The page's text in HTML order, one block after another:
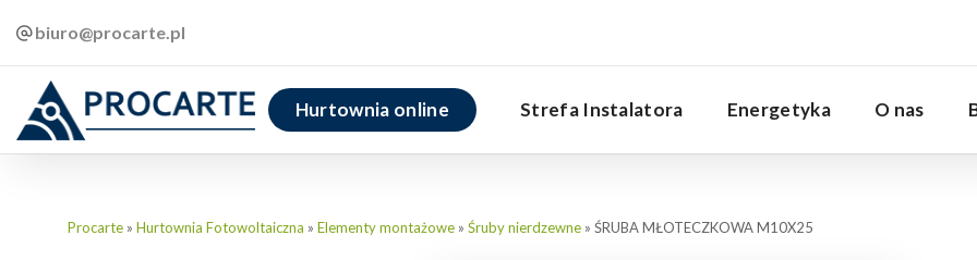
biuro@procarte.pl
Hurtownia online Strefa Instalatora Energetyka O nas
Procarte » Hurtownia Fotowoltaiczna » Elementy montażowe » Śruby nierdzewne » ŚRUBA MŁOTECZKOWA M10X25